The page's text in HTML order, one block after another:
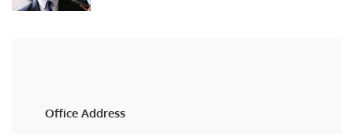
Office Address